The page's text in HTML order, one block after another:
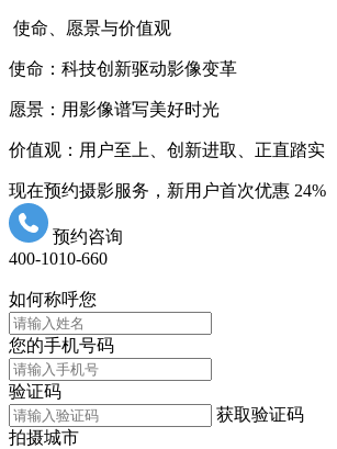
使命、愿景与价值观
使命：科技创新驱动影像变革
愿景：用影像谱写美好时光
价值观：用户至上、创新进取、正直踏实
现在预约摄影服务，新用户首次优惠 24%
预约咨询
400-1010-660
如何称呼您
您的手机号码
验证码
获取验证码
拍摄城市